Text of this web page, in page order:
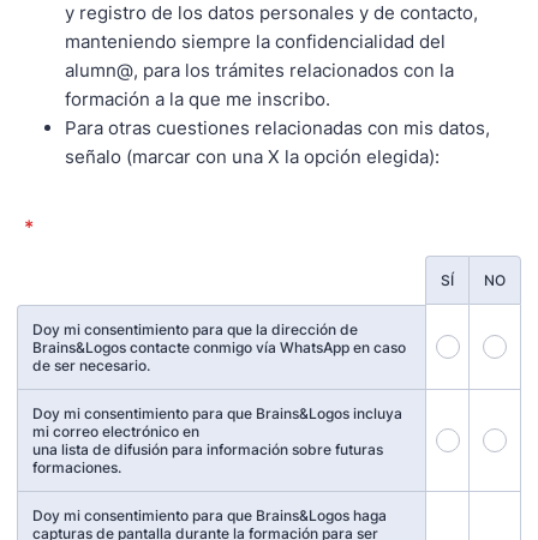
y registro de los datos personales y de contacto,
manteniendo siempre la confidencialidad del
alumn@, para los trámites relacionados con la
formación a la que me inscribo.
Para otras cuestiones relacionadas con mis datos,
señalo (marcar con una X la opción elegida):
*
SÍ NO
Doy mi consentimiento para que la dirección de
Brains&Logos contacte conmigo vía WhatsApp en caso
de ser necesario.
Doy mi consentimiento para que Brains&Logos incluya
mi correo electrónico en
una lista de difusión para información sobre futuras
formaciones.
Doy mi consentimiento para que Brains&Logos haga
capturas de pantalla durante la formación para ser